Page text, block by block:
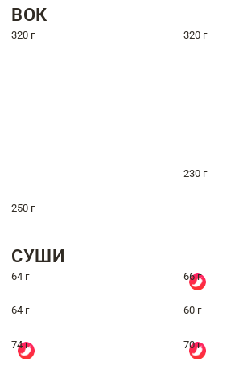
ВОК
320 г 320 г
230 г
250 г
СУШИ
64 г 66 г
64 г 60 г
74 г 70 г